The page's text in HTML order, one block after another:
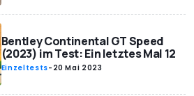
Bentley Continental GT Speed
(2023) im Test: Ein letztes Mal 12
Einzeltests- 20 Mai 2023